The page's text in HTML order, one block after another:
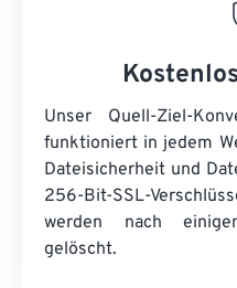
Unser Quell-Ziel-
funktioniert in jedem
Dateisicherheit und
256-Bit-SSL-
werden nach
gelöscht.